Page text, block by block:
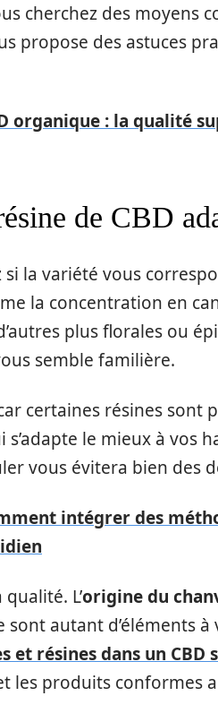
cherchez des moyens
propose des astuces
organique : la qualité
de CBD
la variété vous
la concentration en
plus florales ou
semble familière.
certaines résines sont
s’adapte le mieux à vos
vous évitera bien des
intégrer des
L’origine du
sont autant d’éléments
et résines dans un CBD
les produits conformes